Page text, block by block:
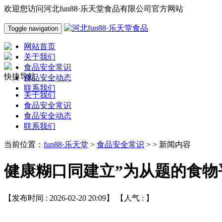
欢迎您访问河北fun88·乐天堂食品有限公司官方网站
Toggle navigation
网站首页
关于我们
食品安全常识
食品安全动态
联系我们
快捷导航
关于我们
食品安全常识
食品安全动态
联系我们
当前位置： fun88·乐天堂 > 食品安全常识 > > 新闻内容
健康糊口同建立”为从题的食
【发布时间 : 2026-02-20 20:09】 【人气 : 】